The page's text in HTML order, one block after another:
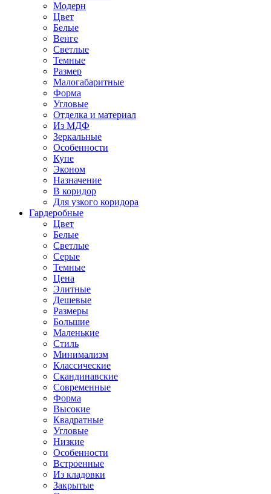
Модерн
Цвет
Белые
Венге
Светлые
Темные
Размер
Малогабаритные
Форма
Угловые
Отделка и материал
Из МДФ
Зеркальные
Особенности
Купе
Эконом
Назначение
В коридор
Для узкого коридора
Гардеробные
Цвет
Белые
Светлые
Серые
Темные
Цена
Элитные
Дешевые
Размеры
Большие
Маленькие
Стиль
Минимализм
Классические
Скандинавские
Современные
Форма
Высокие
Квадратные
Угловые
Низкие
Особенности
Встроенные
Из кладовки
Закрытые